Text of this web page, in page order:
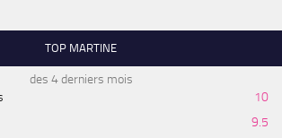
TOP MARTINE
des 4 derniers mois
10
9.5